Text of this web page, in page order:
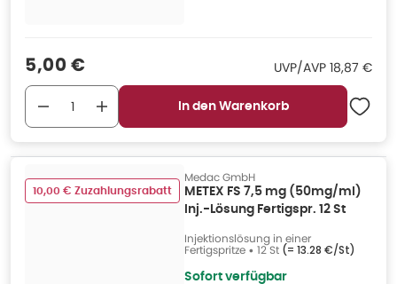
Verkaufspreis
5,00 € UVP/AVP UVP/AVP
18,87 €
In den Warenkorb
10,00 € Zuzahlungsrabatt
Medac GmbH
METEX FS 7,5 mg (50mg/ml)
Inj.-Lösung Fertigspr. 12 St
Injektionslösung in einer
Fertigspritze • 12 St (= 13.28 €/St)
Sofort verfügbar